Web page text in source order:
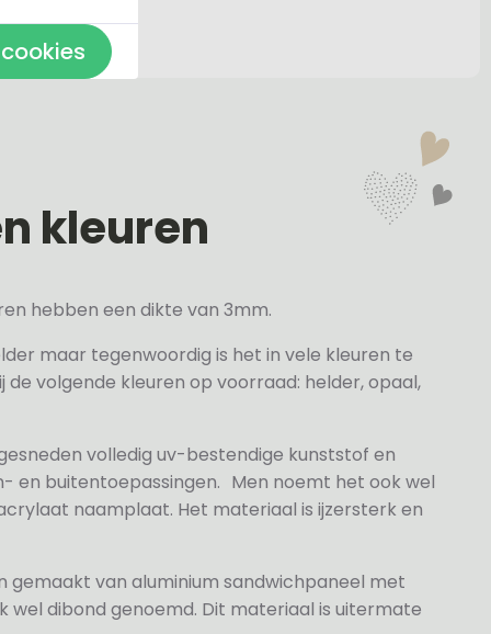
kleuren
hebben een dikte van 3mm.
maar tegenwoordig is het in vele kleuren te
de volgende kleuren op voorraad: helder, opaal,
volledig uv-bestendige kunststof en
en buitentoepassingen. Men noemt het ook wel
naamplaat. Het materiaal is ijzersterk en
gemaakt van aluminium sandwichpaneel met
wel dibond genoemd. Dit materiaal is uitermate